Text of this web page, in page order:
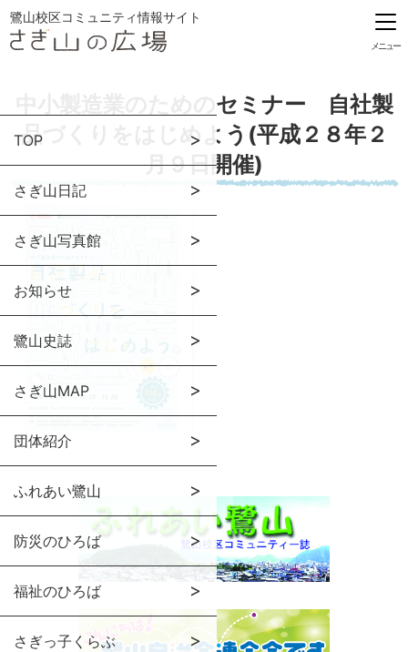
鷺山校区コミュニティ情報サイト
メニュー
TOP
さぎ山日記
さぎ山写真館
お知らせ
鷺山史誌
さぎ山MAP
団体紹介
ふれあい鷺山
防災のひろば
福祉のひろば
さぎっ子くらぶ
中小製造業のためのセミナー 自社製
品づくりをはじめよう(平成２８年２
月９日開催)